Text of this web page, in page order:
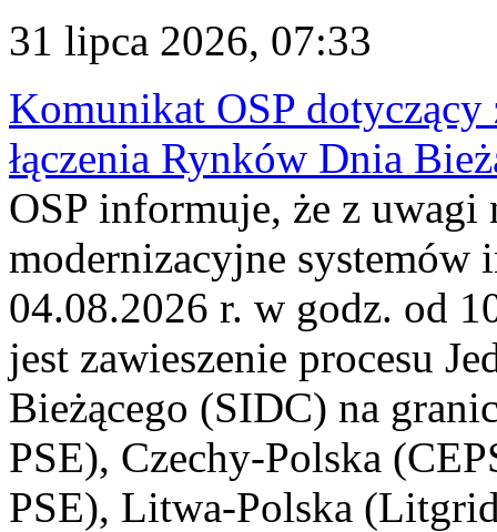
31 lipca 2026, 07:33
Komunikat OSP dotyczący
łączenia Rynków Dnia
OSP informuje, że z uwagi
modernizacyjne
04.08.2026 r. w godz. od
jest zawieszenie procesu
Bieżącego (SIDC) na
PSE), Czechy-Polska
PSE), Litwa-Polska